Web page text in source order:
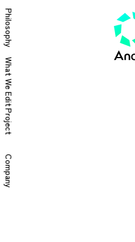
Philosophy
What We Edit
Project
Company